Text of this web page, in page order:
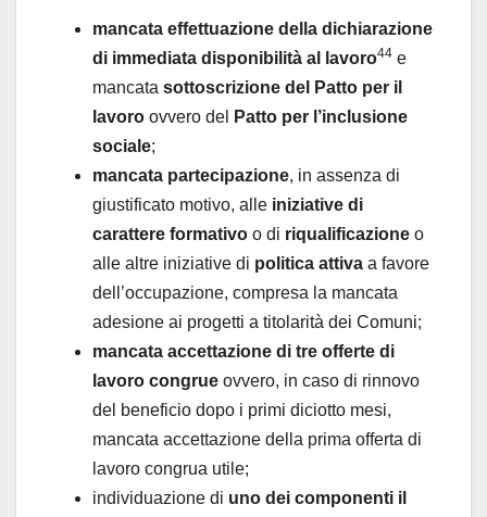
mancata effettuazione della dichiarazione
di immediata disponibilità al lavoro44 e
mancata sottoscrizione del Patto per il
lavoro ovvero del
Patto per l’inclusione
sociale;
mancata partecipazione, in assenza di
giustificato motivo, alle iniziative di
carattere formativo o di riqualificazione o
alle altre iniziative di politica attiva a favore
dell’occupazione, compresa la mancata
adesione ai progetti a titolarità dei Comuni;
mancata accettazione di tre offerte di
lavoro congrue ovvero, in caso di rinnovo
del beneficio dopo i primi diciotto mesi,
mancata accettazione della prima offerta di
lavoro congrua utile;
individuazione di uno dei componenti il